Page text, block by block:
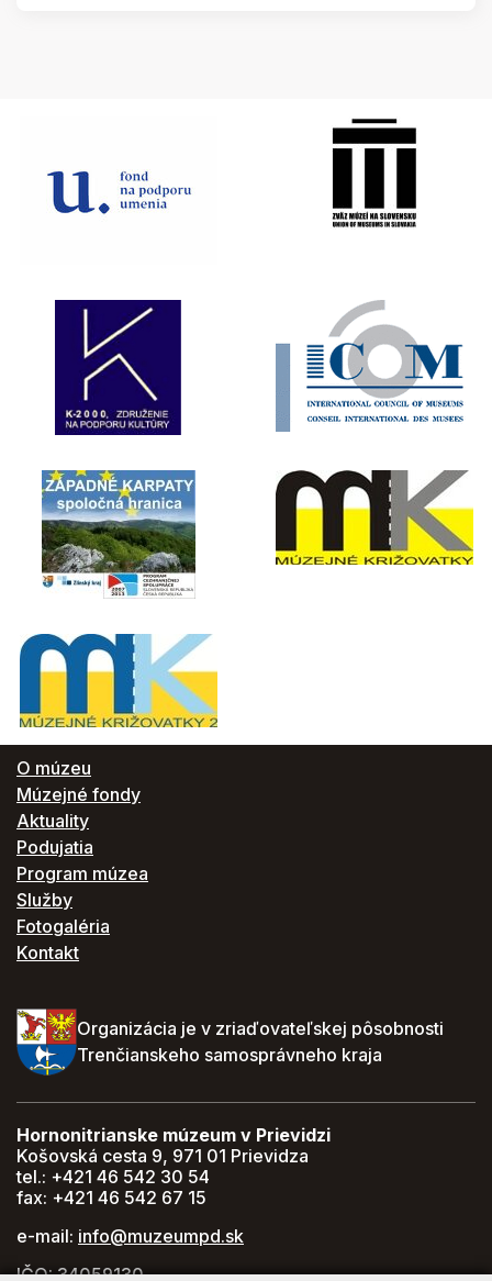
O múzeu
Múzejné fondy
Aktuality
Podujatia
Program múzea
Služby
Fotogaléria
Kontakt
Organizácia je v zriaďovateľskej pôsobnosti
Trenčianskeho samosprávneho kraja
Hornonitrianske múzeum v Prievidzi
Košovská cesta 9, 971 01 Prievidza
tel.: +421 46 542 30 54
fax: +421 46 542 67 15
e-mail: info@muzeumpd.sk
IČO: 34059130